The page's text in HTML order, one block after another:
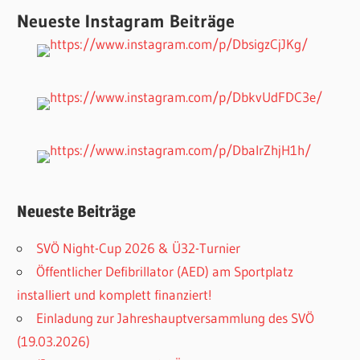
Neueste Instagram Beiträge
Neueste Beiträge
SVÖ Night-Cup 2026 & Ü32-Turnier
Öffentlicher Defibrillator (AED) am Sportplatz
installiert und komplett finanziert!
Einladung zur Jahreshauptversammlung des SVÖ
(19.03.2026)